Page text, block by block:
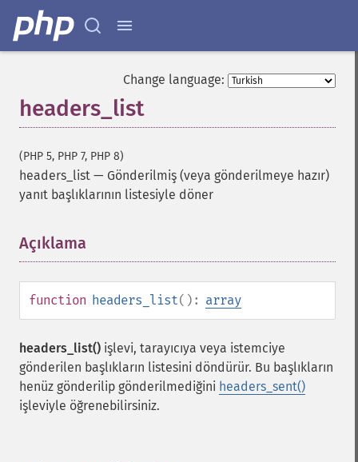
Change language:
headers_list
(PHP 5, PHP 7, PHP 8)
headers_list — Gönderilmiş (veya gönderilmeye hazır)
yanıt başlıklarının listesiyle döner
Açıklama
function headers_list(): array
headers_list() işlevi, tarayıcıya veya istemciye
gönderilen başlıkların listesini döndürür. Bu başlıkların
henüz gönderilip gönderilmediğini headers_sent()
işleviyle öğrenebilirsiniz.